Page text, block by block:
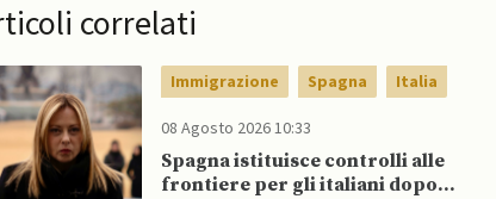
correlati
Immigrazione Spagna Italia
08 Agosto 2026 10:33
Spagna istituisce controlli alle
frontiere per gli italiani dopo